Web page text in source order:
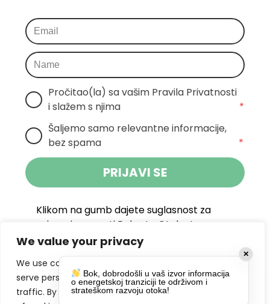
We value your privacy
We use cookies to enhance your browsing experience,
serve personalized ads or content, and analyze our
traffic. By clicking "Accept All", you consent to our use
Pročitao(la) sa vašim Pravila Privatnosti
i slažem s njima
*
Šaljemo samo relevantne informacije,
bez spama
*
PRIJAVI SE
Klikom na gumb dajete suglasnost za
primanje novosti Pokreta Otoka te se
slažete spolitikom privatnosti.
DRUŠTVENE MREŽE
✕
Bok, dobrodošli u vaš izvor informacija
o energetskoj tranziciji te održivom i
strateškom razvoju otoka!